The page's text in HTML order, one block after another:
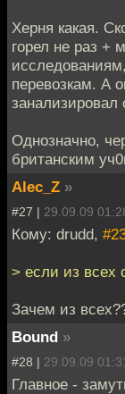
Херня какая.
горел не раз +
перевозкам. А
Однозначно,
британским
Alec_Z »
#27 | 29.09.09
Кому: drudd,
> если из всех
Зачем из
Bound »
#28 | 29.09.09
Главное -